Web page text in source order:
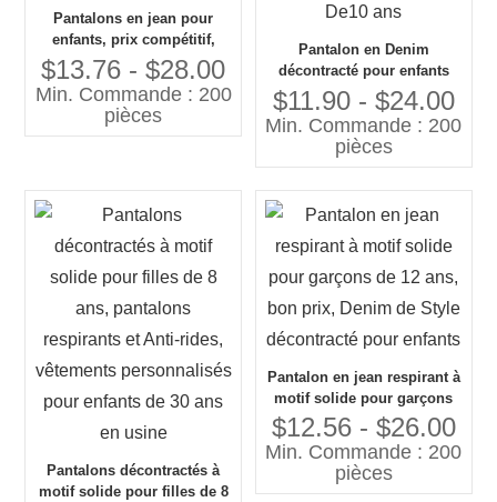
Pantalons en jean pour
enfants, prix compétitif,
respirant, motif solide,
Denim pour garçons, vente
en gros en provenance de
chine
$13.76 - $28.00
Min. Commande : 200
pièces
Pantalon en Denim
décontracté pour enfants
garçons âgés de 10 ans,
Jean respirant avec motif
uni, pantalon en Jean pour
enfants au prix De10 ans
$11.90 - $24.00
Min. Commande : 200
pièces
Pantalons décontractés à
motif solide pour filles de 8
Pantalon en jean respirant à
motif solide pour garçons
de 12 ans, bon prix, Denim
de Style décontracté pour
enfants
$12.56 - $26.00
Min. Commande : 200
pièces